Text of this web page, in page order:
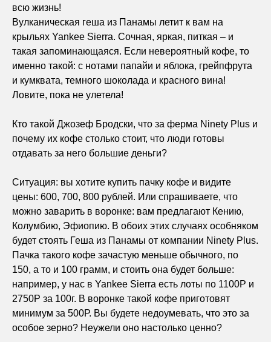
всю жизнь!
Вулканическая геша из Панамы летит к вам на
крыльях Yankee Sierra. Сочная, яркая, питкая – и
такая запоминающаяся. Если невероятный кофе, то
именно такой: с нотами папайи и яблока, грейпфрута
и кумквата, темного шоколада и красного вина!
Ловите, пока не улетела!
Кто такой Джозеф Бродски, что за ферма Ninety Plus и
почему их кофе столько стоит, что люди готовы
отдавать за него большие деньги?
Ситуация: вы хотите купить пачку кофе и видите
цены: 600, 700, 800 рублей. Или спрашиваете, что
можно заварить в воронке: вам предлагают Кению,
Колумбию, Эфиопию. В обоих этих случаях особняком
будет стоять Геша из Панамы от компании Ninety Plus.
Пачка такого кофе зачастую меньше обычного, по
150, а то и 100 грамм, и стоить она будет больше:
например, у нас в Yankee Sierra есть лоты по 1100Р и
2750Р за 100г. В воронке такой кофе приготовят
минимум за 500Р. Вы будете недоумевать, что это за
особое зерно? Неужели оно настолько ценно?